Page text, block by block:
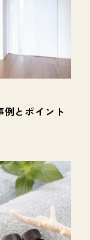
とポイント